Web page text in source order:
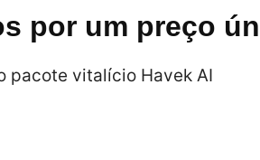
por um preço